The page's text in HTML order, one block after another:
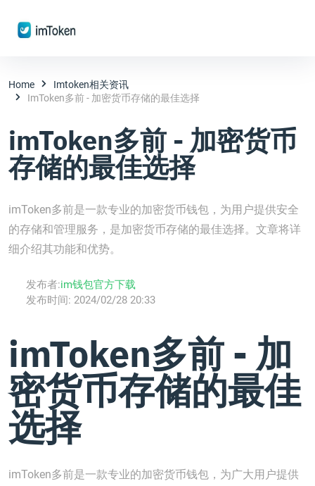
Home
Imtoken相关资讯
ImToken多前 - 加密货币存储的最佳选择
imToken多前 - 加密货币
存储的最佳选择
imToken多前是一款专业的加密货币钱包，为用户提供安全
的存储和管理服务，是加密货币存储的最佳选择。文章将详
细介绍其功能和优势。
发布者:im钱包官方下载
发布时间: 2024/02/28 20:33
imToken多前 - 加
密货币存储的最佳
选择
imToken多前是一款专业的加密货币钱包，为广大用户提供